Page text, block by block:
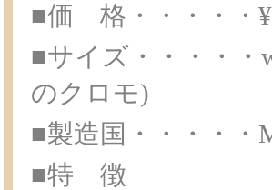
■価 格・・・・・
■サイズ・・・・・
のクロモ)
■製造国・・・・・
■特 徴